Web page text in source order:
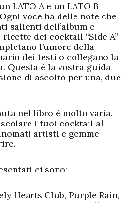
LATO A e un LATO B
voce ha delle note che
salienti dell’album e
dei cocktail “Side A”
l’umore della
dei testi o collegano la
Questa è la vostra guida
di ascolto per una, due
nel libro è molto varia.
i tuoi cocktail al
artisti e gemme
ci sono:
Hearts Club, Purple Rain,